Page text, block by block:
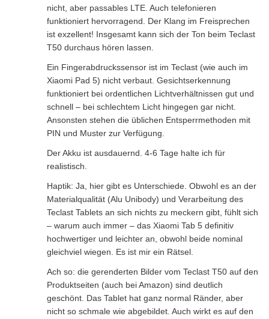
nicht, aber passables LTE. Auch telefonieren
funktioniert hervorragend. Der Klang im Freisprechen
ist exzellent! Insgesamt kann sich der Ton beim Teclast
T50 durchaus hören lassen.
Ein Fingerabdruckssensor ist im Teclast (wie auch im
Xiaomi Pad 5) nicht verbaut. Gesichtserkennung
funktioniert bei ordentlichen Lichtverhältnissen gut und
schnell – bei schlechtem Licht hingegen gar nicht.
Ansonsten stehen die üblichen Entsperrmethoden mit
PIN und Muster zur Verfügung.
Der Akku ist ausdauernd. 4-6 Tage halte ich für
realistisch.
Haptik: Ja, hier gibt es Unterschiede. Obwohl es an der
Materialqualität (Alu Unibody) und Verarbeitung des
Teclast Tablets an sich nichts zu meckern gibt, fühlt sich
– warum auch immer – das Xiaomi Tab 5 definitiv
hochwertiger und leichter an, obwohl beide nominal
gleichviel wiegen. Es ist mir ein Rätsel.
Ach so: die gerenderten Bilder vom Teclast T50 auf den
Produktseiten (auch bei Amazon) sind deutlich
geschönt. Das Tablet hat ganz normal Ränder, aber
nicht so schmale wie abgebildet. Auch wirkt es auf den